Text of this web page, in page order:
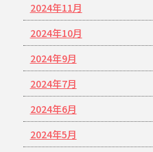
2024年11月
2024年10月
2024年9月
2024年7月
2024年6月
2024年5月